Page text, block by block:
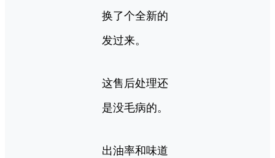
换了个全新的
发过来。
这售后处理还
是没毛病的。
出油率和味道